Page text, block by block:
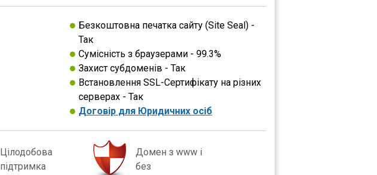
Безкоштовна печатка сайту (Site Seal) -
Так
Сумісність з браузерами - 99.3%
Захист субдоменів - Так
Встановлення SSL-Сертифікату на різних
серверах - Так
Договір для Юридичних осіб
Цілодобова
підтримка
Домен з www і
без